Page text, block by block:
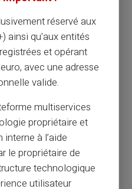
financière
dès que possiblepour
le bénéficiaire du
de paiement.
un arrangement
Cette
foi et facilite les
même modeste.
réservé aux
ainsi qu'aux entités
et opérant
avec une adresse
valide.
multiservices
propriétaire et
à l’aide
le propriétaire de
technologique
utilisateur